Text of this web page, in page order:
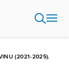
(2021-2025).